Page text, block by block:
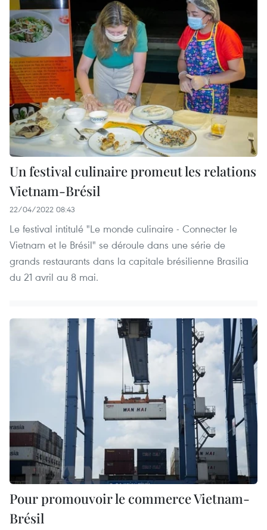
Un festival culinaire promeut les relations
Vietnam-Brésil
22/04/2022 08:43
Le festival intitulé "Le monde culinaire - Connecter le
Vietnam et le Brésil" se déroule dans une série de
grands restaurants dans la capitale brésilienne Brasilia
du 21 avril au 8 mai.
Pour promouvoir le commerce Vietnam-
Brésil